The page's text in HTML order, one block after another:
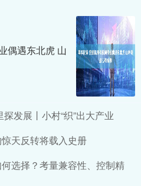
偶遇东北虎 山
发展丨小村“织”出大产业
天反转将载入史册
选择？考量兼容性、控制精